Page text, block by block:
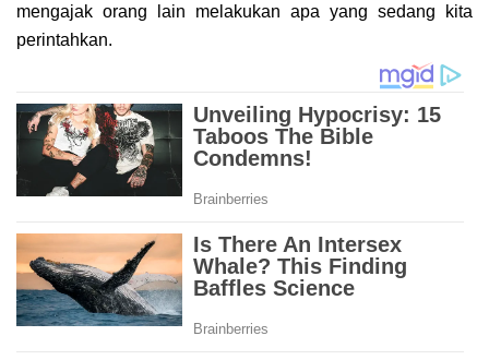
mengajak orang lain melakukan apa yang sedang kita
perintahkan.